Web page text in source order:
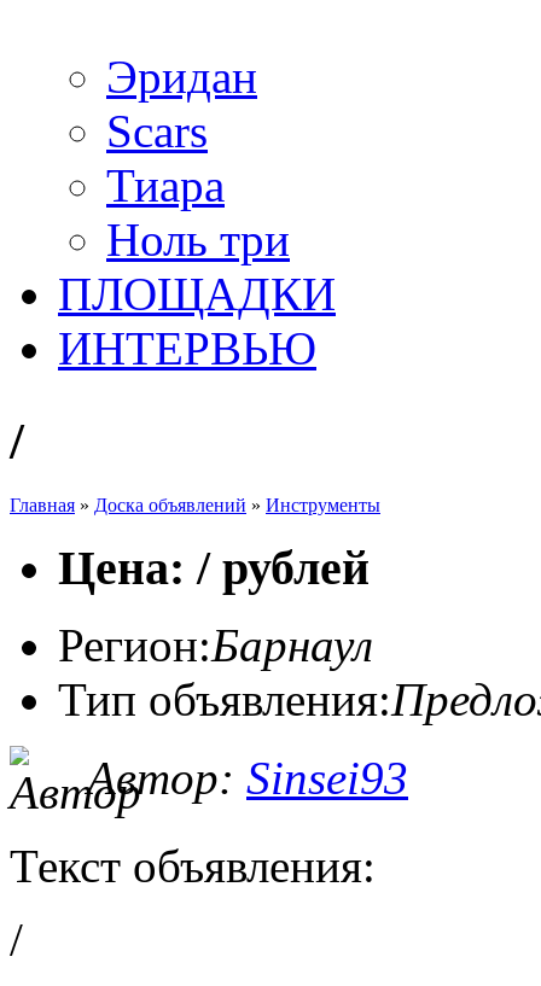
Эридан
Scars
Тиара
Ноль три
ПЛОЩАДКИ
ИНТЕРВЬЮ
/
Главная » Доска объявлений » Инструменты
Цена: / рублей
Регион:Барнаул
Тип объявления:
Автор: Sinsei93
Текст объявления:
/